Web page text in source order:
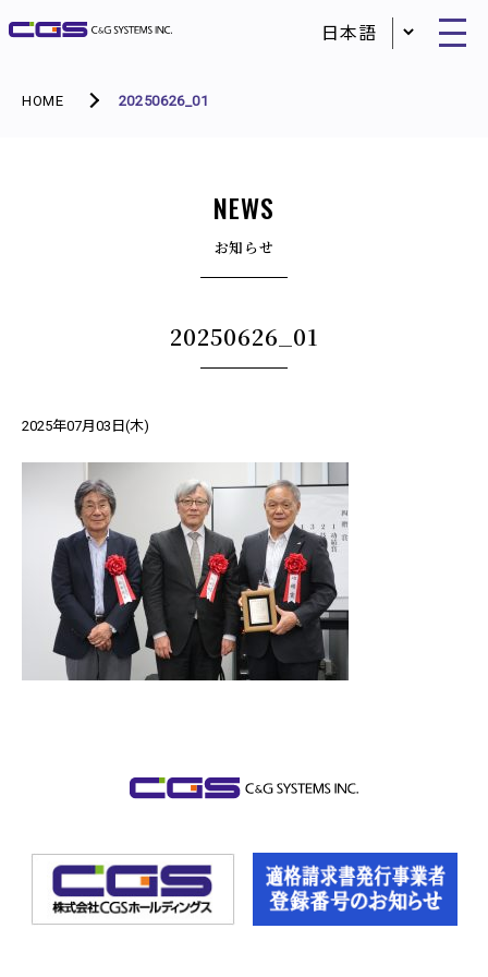
HOME 20250626_01
NEWS
お知らせ
20250626_01
2025年07月03日(木)